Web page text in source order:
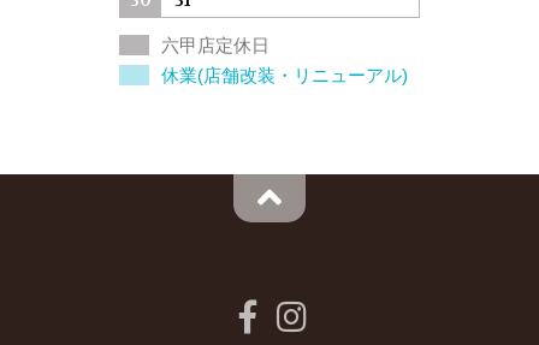
六甲店定休日
休業(店舗改装・リニューアル)